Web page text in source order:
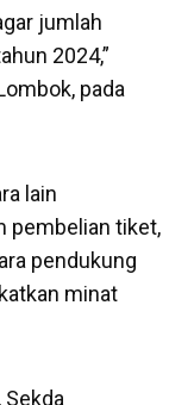
jumlah
2024,”
pada
lain
pembelian tiket,
pendukung
minat